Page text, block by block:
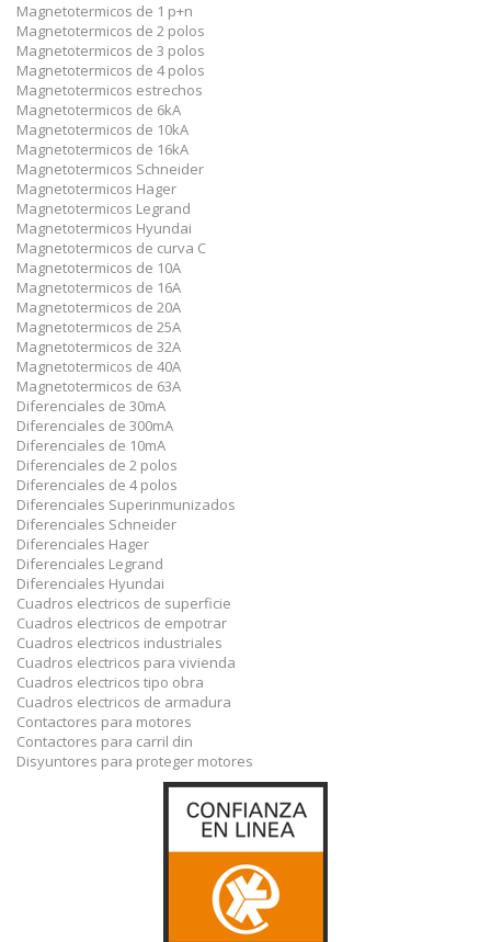
Magnetotermicos de 1 p+n
Magnetotermicos de 2 polos
Magnetotermicos de 3 polos
Magnetotermicos de 4 polos
Magnetotermicos estrechos
Magnetotermicos de 6kA
Magnetotermicos de 10kA
Magnetotermicos de 16kA
Magnetotermicos Schneider
Magnetotermicos Hager
Magnetotermicos Legrand
Magnetotermicos Hyundai
Magnetotermicos de curva C
Magnetotermicos de 10A
Magnetotermicos de 16A
Magnetotermicos de 20A
Magnetotermicos de 25A
Magnetotermicos de 32A
Magnetotermicos de 40A
Magnetotermicos de 63A
Diferenciales de 30mA
Diferenciales de 300mA
Diferenciales de 10mA
Diferenciales de 2 polos
Diferenciales de 4 polos
Diferenciales Superinmunizados
Diferenciales Schneider
Diferenciales Hager
Diferenciales Legrand
Diferenciales Hyundai
Cuadros electricos de superficie
Cuadros electricos de empotrar
Cuadros electricos industriales
Cuadros electricos para vivienda
Cuadros electricos tipo obra
Cuadros electricos de armadura
Contactores para motores
Contactores para carril din
Disyuntores para proteger motores